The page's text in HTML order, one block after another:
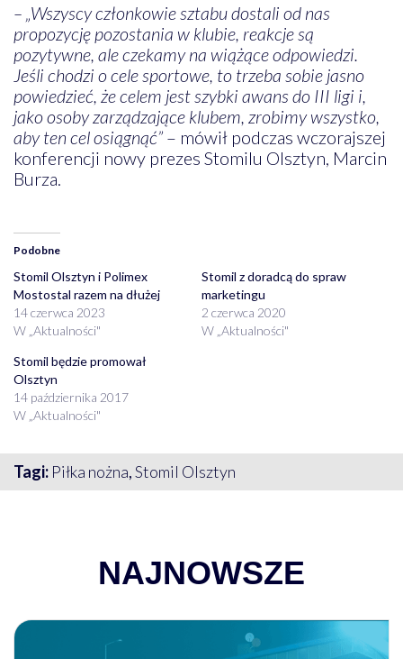
– „Wszyscy członkowie sztabu dostali od nas
propozycję pozostania w klubie, reakcje są
pozytywne, ale czekamy na wiążące odpowiedzi.
Jeśli chodzi o cele sportowe, to trzeba sobie jasno
powiedzieć, że celem jest szybki awans do III ligi i,
jako osoby zarządzające klubem, zrobimy wszystko,
aby ten cel osiągnąć”– mówił podczas wczorajszej
konferencji nowy prezes Stomilu Olsztyn, Marcin
Burza.
Podobne
Stomil Olsztyn i Polimex
Mostostal razem na dłużej
14 czerwca 2023
W „Aktualności"
Stomil z doradcą do spraw
marketingu
2 czerwca 2020
W „Aktualności"
Stomil będzie promował
Olsztyn
14 października 2017
W „Aktualności"
Tagi: Piłka nożna,Stomil Olsztyn
NAJNOWSZE